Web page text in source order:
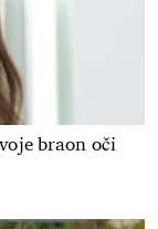
braon oči